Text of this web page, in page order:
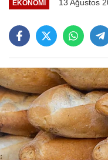
EKONOMI 13 Ağustos